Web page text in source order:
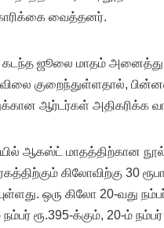
வைத்தனர்.
ஜூலை மாதம் அனைத்து
குறைந்துள்ளதால்,
ஆர்டர்கள்‌ அதிகரிக்க
ஆகஸ்ட் மாதத்திற்கான நூல்
கிலோவிற்கு 30
ஒரு கிலோ 20-வது
நம்பர் ரூ.395-க்கும், 20-ம்